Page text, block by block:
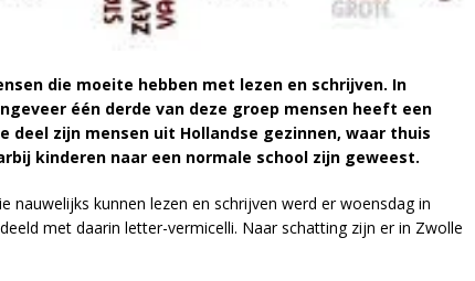
die moeite hebben met lezen en schrijven. In
één derde van deze groep mensen heeft een
zijn mensen uit Hollandse gezinnen, waar thuis
kinderen naar een normale school zijn geweest.
nauwelijks kunnen lezen en schrijven werd er woensdag in
met daarin letter-vermicelli. Naar schatting zijn er in Zwolle